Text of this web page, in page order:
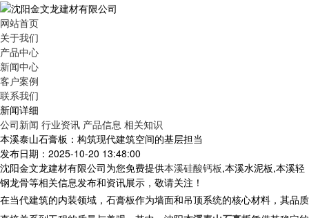
网站首页
关于我们
产品中心
新闻中心
客户案例
联系我们
新闻详细
公司新闻 行业资讯 产品信息 相关知识
本溪泰山石膏板：构筑现代建筑空间的基层担当
发布日期：2025-10-20 13:48:00
沈阳金文龙建材有限公司为您免费提供本溪硅酸钙板,本溪水泥板,本溪轻
钢龙骨等相关信息发布和资讯展示，敬请关注！
在当代建筑的内装领域，石膏板作为墙面和吊顶系统的核心材料，其品质